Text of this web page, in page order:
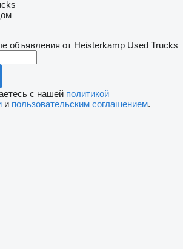
объявления от Heisterkamp Used Trucks
с нашей политикой
и пользовательским соглашением.